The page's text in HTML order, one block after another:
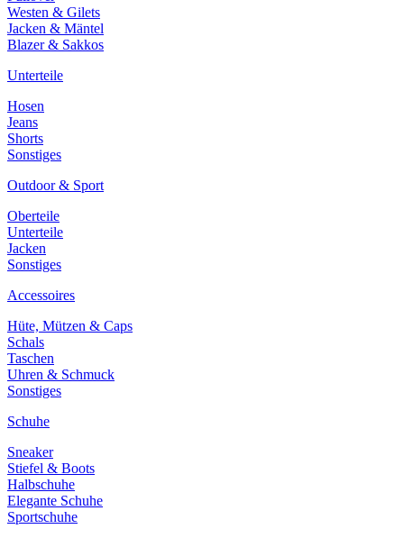
Westen & Gilets
Jacken & Mäntel
Blazer & Sakkos
Unterteile
Hosen
Jeans
Shorts
Sonstiges
Outdoor & Sport
Oberteile
Unterteile
Jacken
Sonstiges
Accessoires
Hüte, Mützen & Caps
Schals
Taschen
Uhren & Schmuck
Sonstiges
Schuhe
Sneaker
Stiefel & Boots
Halbschuhe
Elegante Schuhe
Sportschuhe